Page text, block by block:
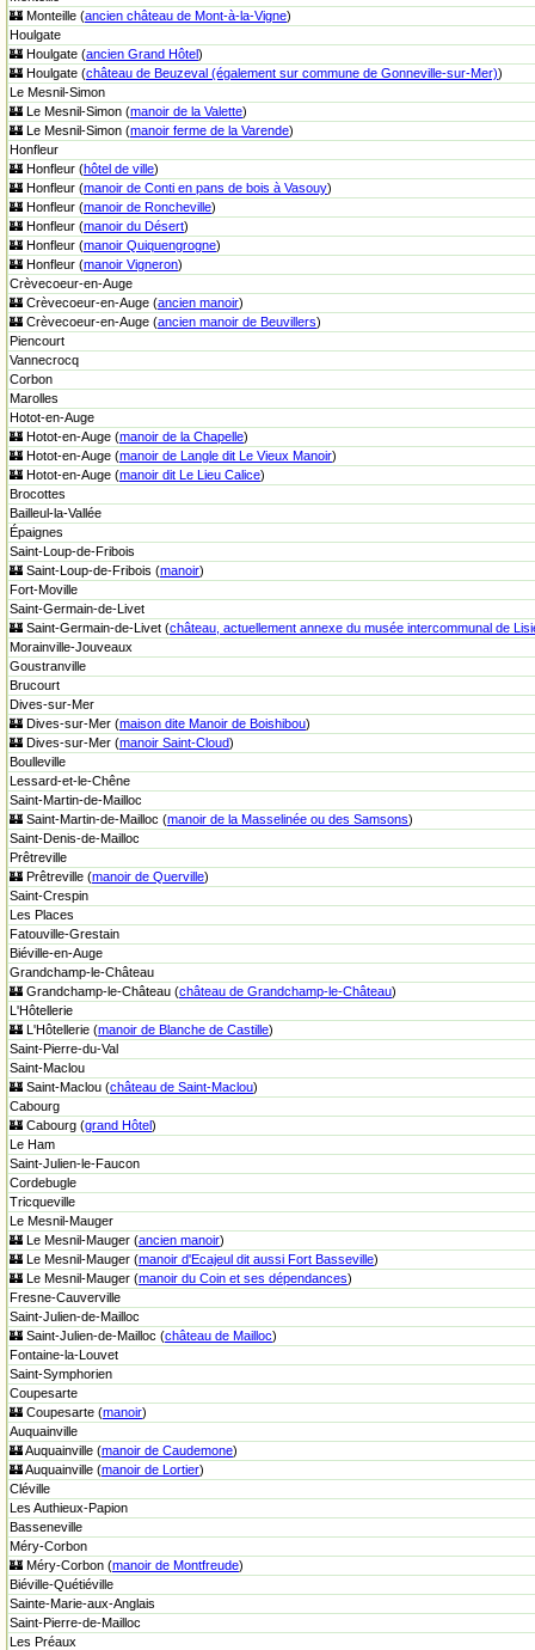
🏰 Monteille (ancien château de Mont-à-la-Vigne)
Houlgate
🏰 Houlgate (ancien Grand Hôtel)
🏰 Houlgate (château de Beuzeval (également sur commune de Gonneville-sur-Mer))
Le Mesnil-Simon
🏰 Le Mesnil-Simon (manoir de la Valette)
🏰 Le Mesnil-Simon (manoir ferme de la Varende)
Honfleur
🏰 Honfleur (hôtel de ville)
🏰 Honfleur (manoir de Conti en pans de bois à Vasouy)
🏰 Honfleur (manoir de Roncheville)
🏰 Honfleur (manoir du Désert)
🏰 Honfleur (manoir Quiquengrogne)
🏰 Honfleur (manoir Vigneron)
Crèvecoeur-en-Auge
🏰 Crèvecoeur-en-Auge (ancien manoir)
🏰 Crèvecoeur-en-Auge (ancien manoir de Beuvillers)
Piencourt
Vannecrocq
Corbon
Marolles
Hotot-en-Auge
🏰 Hotot-en-Auge (manoir de la Chapelle)
🏰 Hotot-en-Auge (manoir de Langle dit Le Vieux Manoir)
🏰 Hotot-en-Auge (manoir dit Le Lieu Calice)
Brocottes
Bailleul-la-Vallée
Épaignes
Saint-Loup-de-Fribois
🏰 Saint-Loup-de-Fribois (manoir)
Fort-Moville
Saint-Germain-de-Livet
🏰 Saint-Germain-de-Livet (château, actuellement annexe du musée intercommunal de
Morainville-Jouveaux
Goustranville
Brucourt
Dives-sur-Mer
🏰 Dives-sur-Mer (maison dite Manoir de Boishibou)
🏰 Dives-sur-Mer (manoir Saint-Cloud)
Boulleville
Lessard-et-le-Chêne
Saint-Martin-de-Mailloc
🏰 Saint-Martin-de-Mailloc (manoir de la Masselinée ou des Samsons)
Saint-Denis-de-Mailloc
Prêtreville
🏰 Prêtreville (manoir de Querville)
Saint-Crespin
Les Places
Fatouville-Grestain
Biéville-en-Auge
Grandchamp-le-Château
🏰 Grandchamp-le-Château (château de Grandchamp-le-Château)
L'Hôtellerie
🏰 L'Hôtellerie (manoir de Blanche de Castille)
Saint-Pierre-du-Val
Saint-Maclou
🏰 Saint-Maclou (château de Saint-Maclou)
Cabourg
🏰 Cabourg (grand Hôtel)
Le Ham
Saint-Julien-le-Faucon
Cordebugle
Tricqueville
Le Mesnil-Mauger
🏰 Le Mesnil-Mauger (ancien manoir)
🏰 Le Mesnil-Mauger (manoir d'Ecajeul dit aussi Fort Basseville)
🏰 Le Mesnil-Mauger (manoir du Coin et ses dépendances)
Fresne-Cauverville
Saint-Julien-de-Mailloc
🏰 Saint-Julien-de-Mailloc (château de Mailloc)
Fontaine-la-Louvet
Saint-Symphorien
Coupesarte
🏰 Coupesarte (manoir)
Auquainville
🏰 Auquainville (manoir de Caudemone)
🏰 Auquainville (manoir de Lortier)
Cléville
Les Authieux-Papion
Basseneville
Méry-Corbon
🏰 Méry-Corbon (manoir de Montfreude)
Biéville-Quétiéville
Sainte-Marie-aux-Anglais
Saint-Pierre-de-Mailloc
Les Préaux